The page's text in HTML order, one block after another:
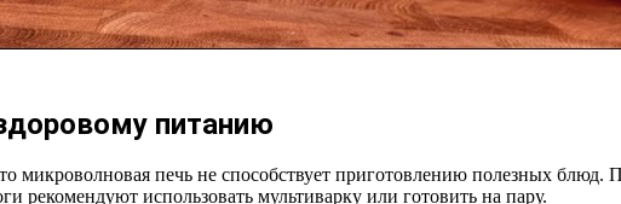
питанию
микроволновая печь не способствует приготовлению полезных блюд.
рекомендуют использовать мультиварку или готовить на пару.